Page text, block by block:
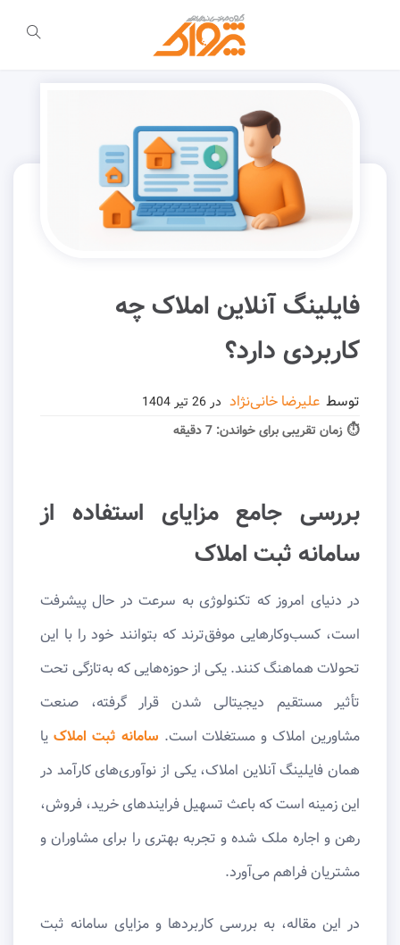
فایلینگ آنلاین املاک چه
کاربردی دارد؟
توسط علیرضا خانی‌نژاد در
⏱ زمان تقریبی برای خواندن: 7 دقیقه
بررسی جامع مزایای استفاده از
سامانه ثبت املاک
در دنیای امروز که تکنولوژی به سرعت در حال پیشرفت
است، کسب‌وکارهایی موفق‌ترند که بتوانند خود را با این
تحولات هماهنگ کنند. یکی از حوزه‌هایی که به‌تازگی تحت
تأثیر مستقیم دیجیتالی شدن قرار گرفته، صنعت
مشاورین املاک و مستغلات است. سامانه ثبت املاک یا
همان فایلینگ آنلاین املاک، یکی از نوآوری‌های کارآمد در
این زمینه است که باعث تسهیل فرایندهای خرید، فروش،
رهن و اجاره ملک شده و تجربه بهتری را برای مشاوران و
مشتریان فراهم می‌آورد.
در این مقاله، به بررسی کاربردها و مزایای سامانه ثبت